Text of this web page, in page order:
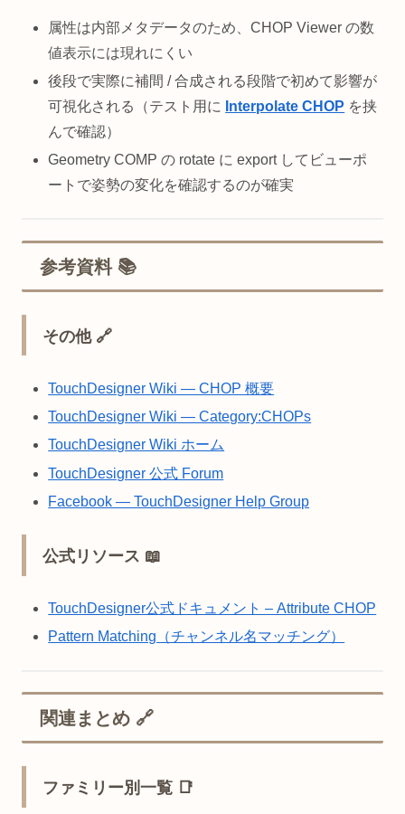
属性は内部メタデータのため、CHOP Viewer の数
値表示には現れにくい
後段で実際に補間 / 合成される段階で初めて影響が
可視化される（テスト用に
Interpolate CHOP を挟
んで確認）
Geometry COMP の rotate に export してビューポ
ートで姿勢の変化を確認するのが確実
参考資料 📚
その他 🔗
TouchDesigner Wiki — CHOP 概要
TouchDesigner Wiki — Category:CHOPs
TouchDesigner Wiki ホーム
TouchDesigner 公式 Forum
Facebook — TouchDesigner Help Group
公式リソース 📖
TouchDesigner公式ドキュメント – Attribute CHOP
Pattern Matching（チャンネル名マッチング）
関連まとめ 🔗
ファミリー別一覧 📑